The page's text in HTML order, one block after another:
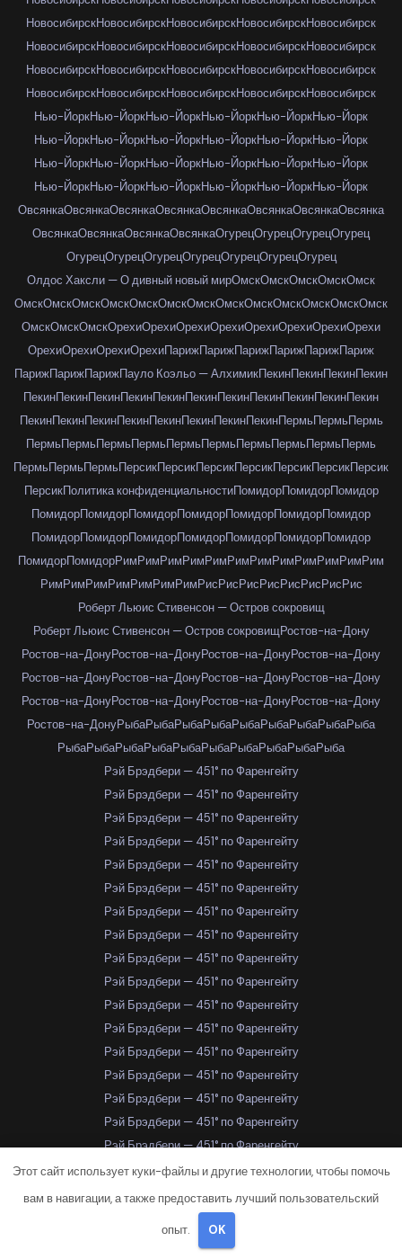
НовосибирскНовосибирскНовосибирскНовосибирскНовосибирск
НовосибирскНовосибирскНовосибирскНовосибирскНовосибирск
НовосибирскНовосибирскНовосибирскНовосибирскНовосибирск
НовосибирскНовосибирскНовосибирскНовосибирскНовосибирск
Нью-ЙоркНью-ЙоркНью-ЙоркНью-ЙоркНью-ЙоркНью-Йорк
Нью-ЙоркНью-ЙоркНью-ЙоркНью-ЙоркНью-ЙоркНью-Йорк
Нью-ЙоркНью-ЙоркНью-ЙоркНью-ЙоркНью-ЙоркНью-Йорк
Нью-ЙоркНью-ЙоркНью-ЙоркНью-ЙоркНью-ЙоркНью-Йорк
ОвсянкаОвсянкаОвсянкаОвсянкаОвсянкаОвсянкаОвсянкаОвсянка
ОвсянкаОвсянкаОвсянкаОвсянкаОгурецОгурецОгурецОгурец
ОгурецОгурецОгурецОгурецОгурецОгурецОгурец
Олдос Хаксли — О дивный новый мирОмскОмскОмскОмскОмск
ОмскОмскОмскОмскОмскОмскОмскОмскОмскОмскОмскОмскОмск
ОмскОмскОмскОрехиОрехиОрехиОрехиОрехиОрехиОрехиОрехи
ОрехиОрехиОрехиОрехиПарижПарижПарижПарижПарижПариж
ПарижПарижПарижПауло Коэльо — АлхимикПекинПекинПекинПекин
ПекинПекинПекинПекинПекинПекинПекинПекинПекинПекинПекин
ПекинПекинПекинПекинПекинПекинПекинПекинПермьПермьПермь
ПермьПермьПермьПермьПермьПермьПермьПермьПермьПермь
ПермьПермьПермьПерсикПерсикПерсикПерсикПерсикПерсикПерсик
ПерсикПолитика конфиденциальностиПомидорПомидорПомидор
ПомидорПомидорПомидорПомидорПомидорПомидорПомидор
ПомидорПомидорПомидорПомидорПомидорПомидорПомидор
ПомидорПомидорРимРимРимРимРимРимРимРимРимРимРимРим
РимРимРимРимРимРимРимРисРисРисРисРисРисРисРис
Роберт Льюис Стивенсон — Остров сокровищ
Роберт Льюис Стивенсон — Остров сокровищРостов-на-Дону
Ростов-на-ДонуРостов-на-ДонуРостов-на-ДонуРостов-на-Дону
Ростов-на-ДонуРостов-на-ДонуРостов-на-ДонуРостов-на-Дону
Ростов-на-ДонуРостов-на-ДонуРостов-на-ДонуРостов-на-Дону
Ростов-на-ДонуРыбаРыбаРыбаРыбаРыбаРыбаРыбаРыбаРыба
РыбаРыбаРыбаРыбаРыбаРыбаРыбаРыбаРыбаРыба
Рэй Брэдбери — 451° по Фаренгейту
Рэй Брэдбери — 451° по Фаренгейту
Рэй Брэдбери — 451° по Фаренгейту
Рэй Брэдбери — 451° по Фаренгейту
Рэй Брэдбери — 451° по Фаренгейту
Рэй Брэдбери — 451° по Фаренгейту
Рэй Брэдбери — 451° по Фаренгейту
Рэй Брэдбери — 451° по Фаренгейту
Рэй Брэдбери — 451° по Фаренгейту
Рэй Брэдбери — 451° по Фаренгейту
Рэй Брэдбери — 451° по Фаренгейту
Рэй Брэдбери — 451° по Фаренгейту
Рэй Брэдбери — 451° по Фаренгейту
Рэй Брэдбери — 451° по Фаренгейту
Рэй Брэдбери — 451° по Фаренгейту
Рэй Брэдбери — 451° по Фаренгейту
Рэй Брэдбери — 451° по Фаренгейту
Рэй Брэдбери — 451° по Фаренгейту
Рэй Брэдбери — 451° по Фаренгейту
Рэй Брэдбери — 451° по Фаренгейту
Рэй Брэдбери — 451° по Фаренгейту
Этот сайт использует куки-файлы и другие технологии, чтобы помочь
вам в навигации, а также предоставить лучший пользовательский
опыт. OK